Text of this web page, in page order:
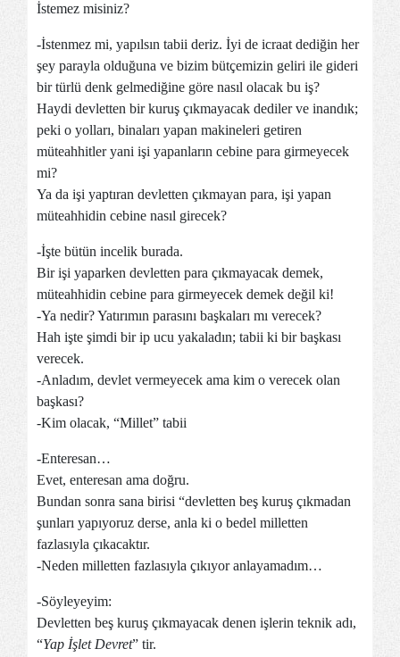
İstemez misiniz?
-İstenmez mi, yapılsın tabii deriz. İyi de icraat dediğin her
şey parayla olduğuna ve bizim bütçemizin geliri ile gideri
bir türlü denk gelmediğine göre nasıl olacak bu iş?
Haydi devletten bir kuruş çıkmayacak dediler ve inandık;
peki o yolları, binaları yapan makineleri getiren
müteahhitler yani işi yapanların cebine para girmeyecek
mi?
Ya da işi yaptıran devletten çıkmayan para, işi yapan
müteahhidin cebine nasıl girecek?
-İşte bütün incelik burada.
Bir işi yaparken devletten para çıkmayacak demek,
müteahhidin cebine para girmeyecek demek değil ki!
-Ya nedir? Yatırımın parasını başkaları mı verecek?
Hah işte şimdi bir ip ucu yakaladın; tabii ki bir başkası
verecek.
-Anladım, devlet vermeyecek ama kim o verecek olan
başkası?
-Kim olacak, “Millet” tabii
-Enteresan…
Evet, enteresan ama doğru.
Bundan sonra sana birisi “devletten beş kuruş çıkmadan
şunları yapıyoruz derse, anla ki o bedel milletten
fazlasıyla çıkacaktır.
-Neden milletten fazlasıyla çıkıyor anlayamadım…
-Söyleyeyim:
Devletten beş kuruş çıkmayacak denen işlerin teknik adı,
“Yap İşlet Devret” tir.